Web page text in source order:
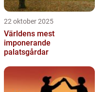
22 oktober 2025
Världens mest
imponerande
palatsgårdar